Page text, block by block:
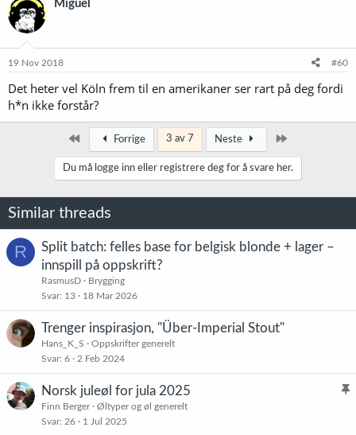
Miguel
19 Nov 2018 #60
Det heter vel Köln frem til en amerikaner ser rart på deg fordi
h*n ikke forstår?
Først Forrige 3 av 7 Neste
Du må logge inn eller registrere deg for å svare her.
Similar threads
R
Split batch: felles base for belgisk blonde + lager –
innspill på oppskrift?
RasmusD
Brygging
Svar 13 18 Mar 2026
Trenger inspirasjon, "Über-Imperial Stout"
Hans_K_S
Oppskrifter generelt
Svar 6 2 Feb 2024
K
Norsk juleøl for jula 2025
Finn Berger
Øltyper og øl generelt
Svar 26 1 Jul 2025